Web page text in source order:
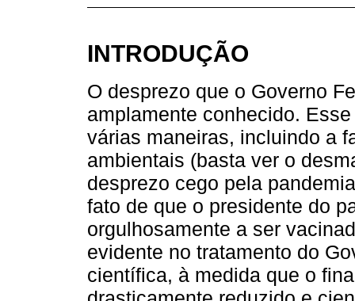
INTRODUÇÃO
O desprezo que o Governo
amplamente conhecido.
várias maneiras, incluindo a
ambientais (basta ver o
desprezo cego pela
fato de que o presidente do
orgulhosamente a ser
evidente no tratamento do
científica, à medida que o